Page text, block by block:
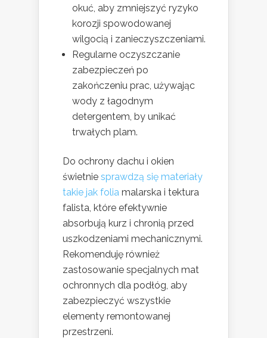
okuć, aby zmniejszyć ryzyko
korozji spowodowanej
wilgocią i zanieczyszczeniami.
Regularne oczyszczanie
zabezpieczeń po
zakończeniu prac, używając
wody z łagodnym
detergentem, by unikać
trwałych plam.
Do ochrony dachu i okien
świetnie sprawdzą się materiały
takie jak folia malarska i tektura
falista, które efektywnie
absorbują kurz i chronią przed
uszkodzeniami mechanicznymi.
Rekomenduję również
zastosowanie specjalnych mat
ochronnych dla podłóg, aby
zabezpieczyć wszystkie
elementy remontowanej
przestrzeni.